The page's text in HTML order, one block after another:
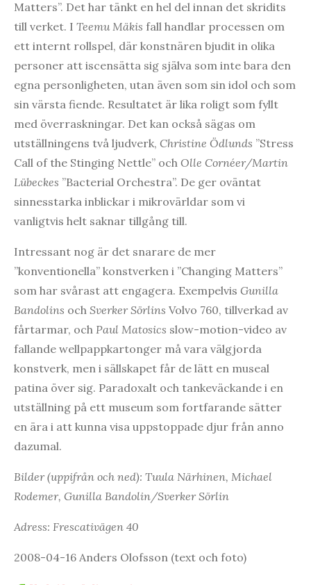
Matters”. Det har tänkt en hel del innan det skridits
till verket. I Teemu Mäkis fall handlar processen om
ett internt rollspel, där konstnären bjudit in olika
personer att iscensätta sig själva som inte bara den
egna personligheten, utan även som sin idol och som
sin värsta fiende. Resultatet är lika roligt som fyllt
med överraskningar. Det kan också sägas om
utställningens två ljudverk, Christine Ödlunds ”Stress
Call of the Stinging Nettle” och Olle Cornéer/Martin
Lübeckes ”Bacterial Orchestra”. De ger oväntat
sinnesstarka inblickar i mikrovärldar som vi
vanligtvis helt saknar tillgång till.
Intressant nog är det snarare de mer
”konventionella” konstverken i ”Changing Matters”
som har svårast att engagera. Exempelvis Gunilla
Bandolins och Sverker Sörlins Volvo 760, tillverkad av
fårtarmar, och Paul Matosics slow-motion-video av
fallande wellpappkartonger må vara välgjorda
konstverk, men i sällskapet får de lätt en museal
patina över sig. Paradoxalt och tankeväckande i en
utställning på ett museum som fortfarande sätter
en ära i att kunna visa uppstoppade djur från anno
dazumal.
Bilder (uppifrån och ned): Tuula Närhinen, Michael
Rodemer, Gunilla Bandolin/Sverker Sörlin
Adress: Frescativägen 40
2008-04-16 Anders Olofsson (text och foto)